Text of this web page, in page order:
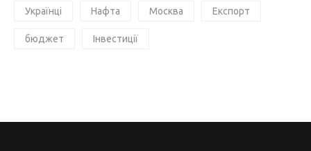
Українці Нафта Москва Експорт
бюджет Інвестиції